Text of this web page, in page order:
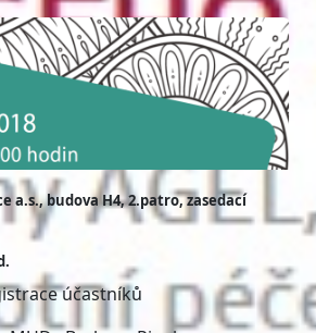
a.s., budova H4, 2.patro, zasedací
účastníků